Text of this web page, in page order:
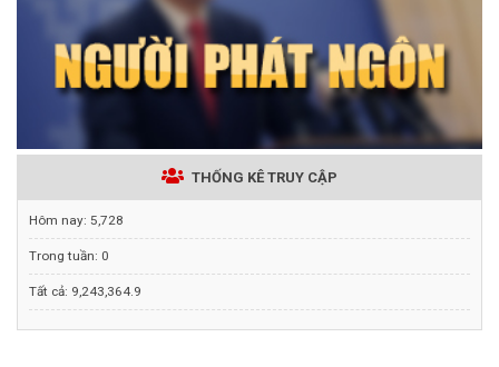
THỐNG KÊ TRUY CẬP
Hôm nay: 5,728
Trong tuần: 0
Tất cả: 9,243,364.9